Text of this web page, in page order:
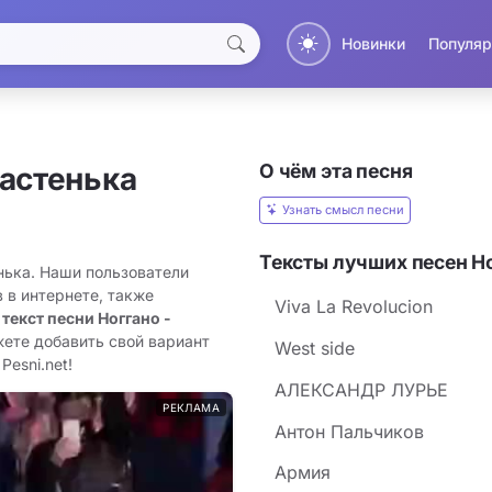
Новинки
Наши пользователи
в интернете, также
песни Ноггано -
добавить свой вариант
РЕКЛАМА
О чём эта песня
Узнать смысл песни
Тексты лучших песен
Viva La Revolucion
West side
АЛЕКСАНДР ЛУРЬЕ
Антон Пальчиков
Армия